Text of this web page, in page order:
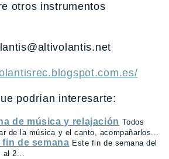
otros instrumentos
podrían interesarte:
de música y relajación Todos
de la música y el canto, acompañarlos...
de semana Este fin de semana del
al 2...